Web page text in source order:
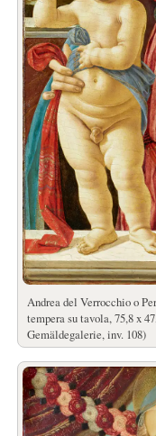
Andrea del Verrocchio o
tempera su tavola, 75,8 x
Gemäldegalerie, inv. 108)